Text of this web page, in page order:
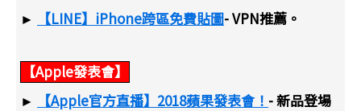
►
【LINE】iPhone跨區免費貼圖- VPN推薦。
【Apple發表會】
►
【Apple官方直播】2018蘋果發表會！ - 新品登場